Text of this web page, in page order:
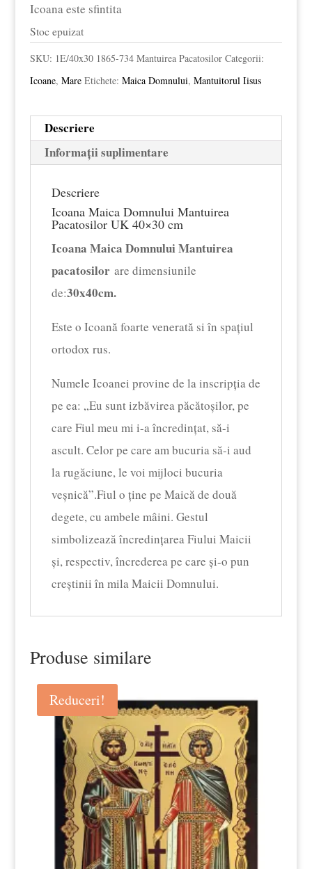
Icoana este sfintita
Stoc epuizat
SKU: 1E/40x30 1865-734 Mantuirea Pacatosilor Categorii:
Icoane, Mare Etichete: Maica Domnului, Mantuitorul Iisus
Descriere
Informații suplimentare
Descriere
Icoana Maica Domnului Mantuirea
Pacatosilor UK 40×30 cm
Icoana Maica Domnului Mantuirea
pacatosilorare dimensiunile
de:30x40cm.
Este o Icoană foarte venerată si în spaţiul
ortodox rus.
Numele Icoanei provine de la inscripţia de
pe ea: „Eu sunt izbăvirea păcătoşilor, pe
care Fiul meu mi i-a încredinţat, să-i
ascult. Celor pe care am bucuria să-i aud
la rugăciune, le voi mijloci bucuria
veşnică”.Fiul o ţine pe Maică de două
degete, cu ambele mâini. Gestul
simbolizează încredinţarea Fiului Maicii
şi, respectiv, încrederea pe care şi-o pun
creştinii în mila Maicii Domnului.
Produse similare
Reduceri!